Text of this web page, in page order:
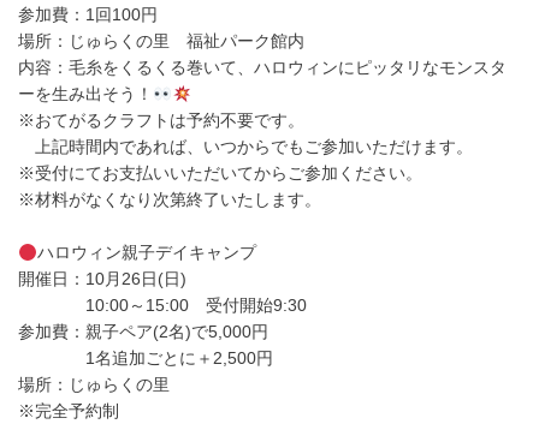
参加費：1回100円
場所：じゅらくの里 福祉パーク館内
内容：毛糸をくるくる巻いて、ハロウィンにピッタリなモンスタ
ーを生み出そう！
※おてがるクラフトは予約不要です。
上記時間内であれば、いつからでもご参加いただけます。
※受付にてお支払いいただいてからご参加ください。
※材料がなくなり次第終了いたします。
ハロウィン親子デイキャンプ
開催日：10月26日(日)
10:00～15:00 受付開始9:30
参加費：親子ペア(2名)で5,000円
1名追加ごとに＋2,500円
場所：じゅらくの里
※完全予約制